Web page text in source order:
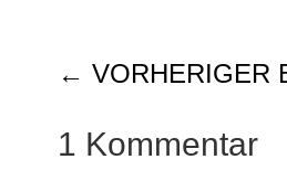
← VORHERIGER
1 Kommentar